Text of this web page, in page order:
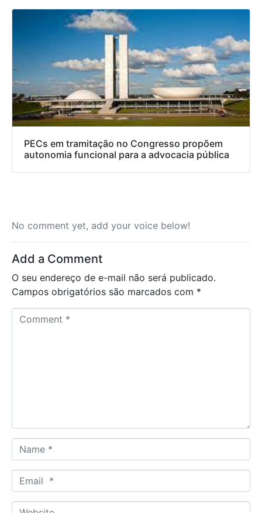
PECs em tramitação no Congresso propõem
autonomia funcional para a advocacia pública
No comment yet, add your voice below!
Add a Comment
O seu endereço de e-mail não será publicado.
Campos obrigatórios são marcados com *
a
m
*
m
aW